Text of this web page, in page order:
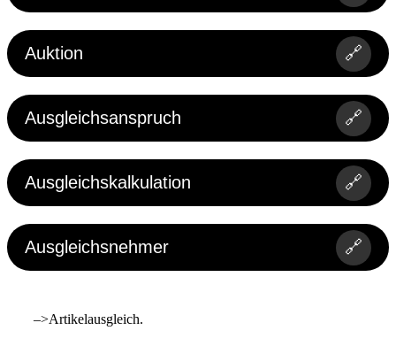
Auktion 🔗
Ausgleichsanspruch 🔗
Ausgleichskalkulation 🔗
Ausgleichsnehmer 🔗
–>Artikelausgleich.